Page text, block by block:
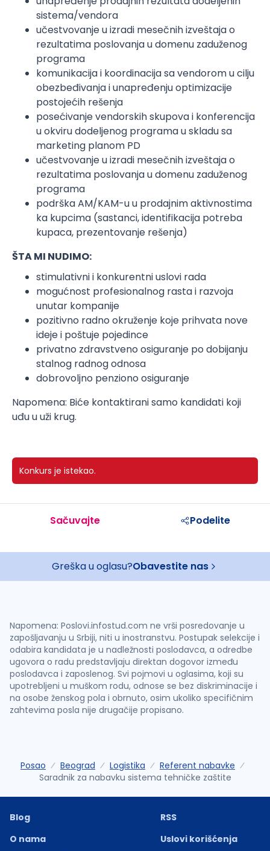
sistema/vendora
učestvovanje u izradi mesečnih izveštaja o
rezultatima poslovanja u domenu zaduženog
programa
komunikacija i koordinacija sa vendorom u cilju
obezbeđivanja i unapređenju optimizacije
postojećih rešenja
posećivanje vendorskih skupova i konferencija
u okviru dodeljenog programa u skladu sa
marketing planom PD
učestvovanje u izradi mesečnih izveštaja o
rezultatima poslovanja u domenu zaduženog
programa
podrška AM/KAM-u u prodajnim aktivnostima
ka kupcima (sastanci, identifikacija potreba
kupaca, prezentovanje rešenja)
ŠTA MI NUDIMO:
stimulativni i konkurentni uslovi rada
mogućnost profesionalnog rasta i razvoja
unutar kompanije
pozitivno radno okruženje koje prihvata nove
ideje i poštuje pojedince
privatno zdravstveno osiguranje po dobijanju
stalnog radnog odnosa
dobrovoljno penziono osiguranje
Napomena: Biće kontaktirani samo kandidati koji
uđu u uži krug.
Konkurs je istekao.
Sačuvajte Podelite
Greška u oglasu?Obavestite nas
Napomena: Poslovi.infostud.com ne vrši posredovanje u
zapošljavanju u Srbiji, niti u inostranstvu. Postupak selekcije i
odabira kandidata je u nadležnosti poslodavca, a odredbe
ugovora o radu predstavljaju direktan dogovor između
poslodavca i zaposlenog. Svi pojmovi u oglasima, koji su
upotrebljeni u muškom rodu, odnose se bez diskriminacije i
na osobe ženskog pola i obrnuto, osim ukoliko specifičnim
zahtevima posla nije drugačije propisano.
Posao Beograd Logistika
Referent nabavke
Saradnik za nabavku sistema tehničke zaštite
Blog
O nama
RSS
Uslovi korišćenja